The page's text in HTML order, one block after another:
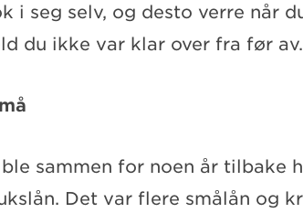
i seg selv, og desto verre når
du ikke var klar over fra før av.
sammen for noen år tilbake
Det var flere smålån og